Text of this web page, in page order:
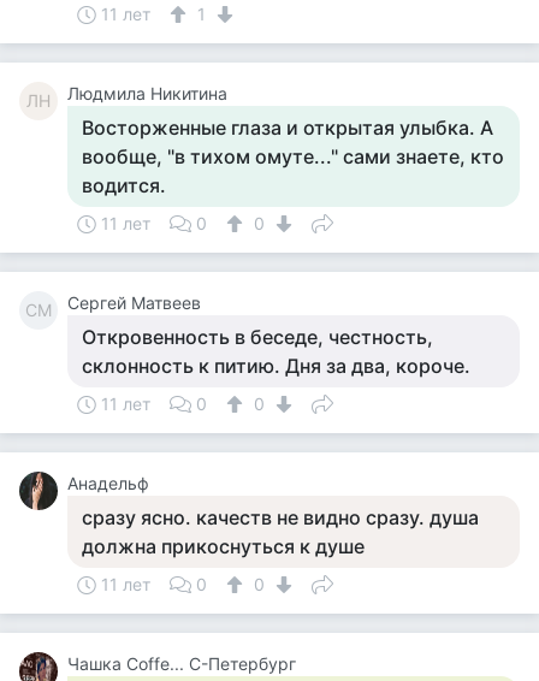
11 лет 1
ЛН Людмила Никитина
Восторженные глаза и открытая улыбка. А
вообще, "в тихом омуте..." сами знаете, кто
водится.
11 лет 0 0
СМ Сергей Матвеев
Откровенность в беседе, честность,
склонность к питию. Дня за два, короче.
11 лет 0 0
Анадельф
сразу ясно. качеств не видно сразу. душа
должна прикоснуться к душе
11 лет 0 0
Чашка Cоffe... С-Петербург